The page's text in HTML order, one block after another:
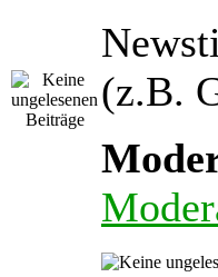
(z.B.